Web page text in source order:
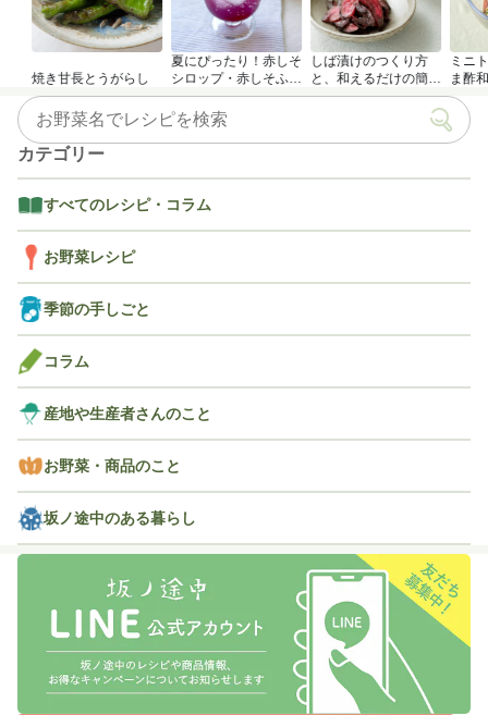
焼き甘長とうがらし
夏にぴったり！赤しそ
シロップ・赤しそふり
かけのつくり方
しば漬けのつくり方
と、和えるだけの簡単
アレンジレシピ
ミニ
ま酢
カテゴリー
すべてのレシピ・コラム
お野菜レシピ
季節の手しごと
コラム
産地や生産者さんのこと
お野菜・商品のこと
坂ノ途中のある暮らし